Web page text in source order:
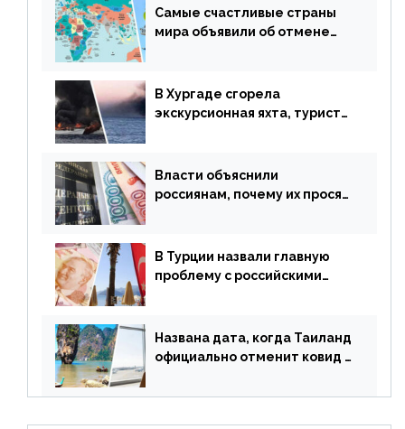
Самые счастливые страны
мира объявили об отмене
В Хургаде сгорела
экскурсионная яхта, туристы
Власти объяснили
россиянам, почему их просят
В Турции назвали главную
проблему с российскими
Названа дата, когда Таиланд
официально отменит ковид и